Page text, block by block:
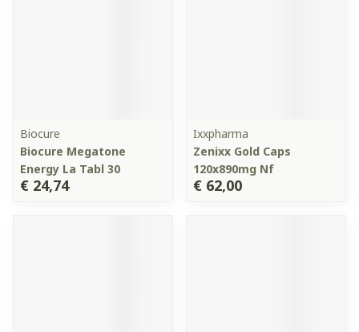
Biocure
Biocure Megatone
Energy La Tabl 30
€ 24,74
Ixxpharma
Zenixx Gold Caps
120x890mg Nf
€ 62,00